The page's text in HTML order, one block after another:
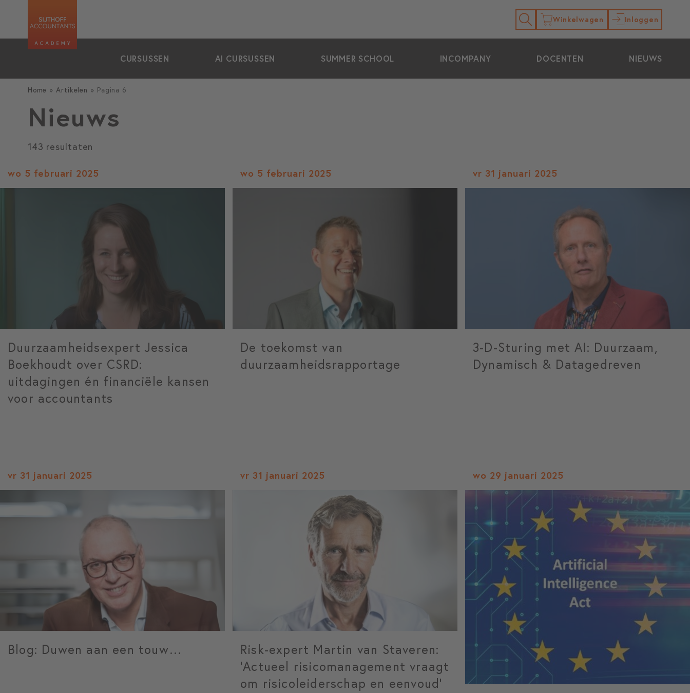
Winkelwagen Inloggen
CURSUSSEN AI CURSUSSEN SUMMER SCHOOL INCOMPANY DOCENTEN NIEUWS
Home »Artikelen » Pagina 6
Nieuws
143 resultaten
wo 5 februari 2025
Duurzaamheidsexpert Jessica
Boekhoudt over CSRD:
uitdagingen én financiële kansen
voor accountants
wo 5 februari 2025
De toekomst van
duurzaamheidsrapportage
vr 31 januari 2025
3-D-Sturing met AI: Duurzaam,
Dynamisch & Datagedreven
vr 31 januari 2025
Blog: Duwen aan een touw…
vr 31 januari 2025
Risk-expert Martin van Staveren:
‘Actueel risicomanagement vraagt
om risicoleiderschap en eenvoud’
wo 29 januari 2025